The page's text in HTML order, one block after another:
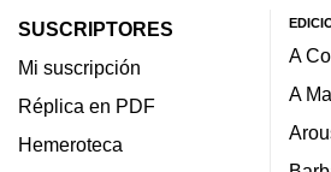
SUSCRIPTORES
Mi suscripción
Réplica en PDF
Hemeroteca
A
A